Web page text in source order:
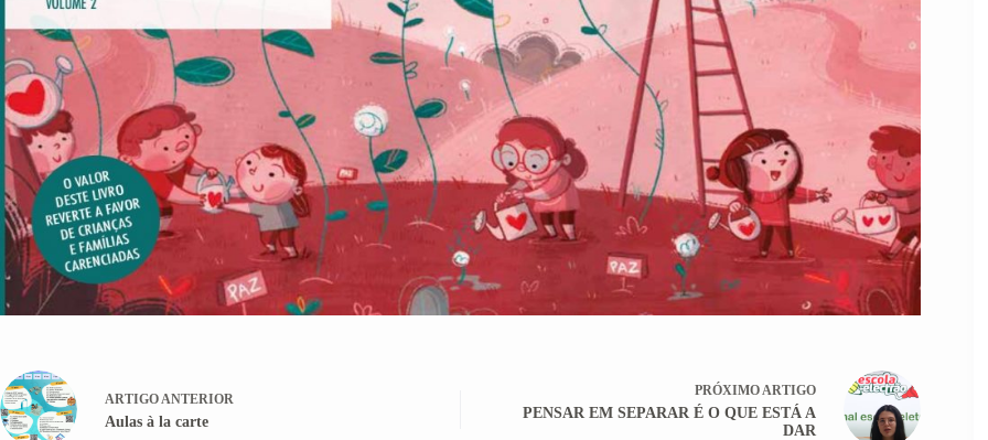
ARTIGOANTERIOR
Aulas à la carte
PRÓXIMOARTIGO
PENSAR EM SEPARAR É O QUE ESTÁ A
DAR